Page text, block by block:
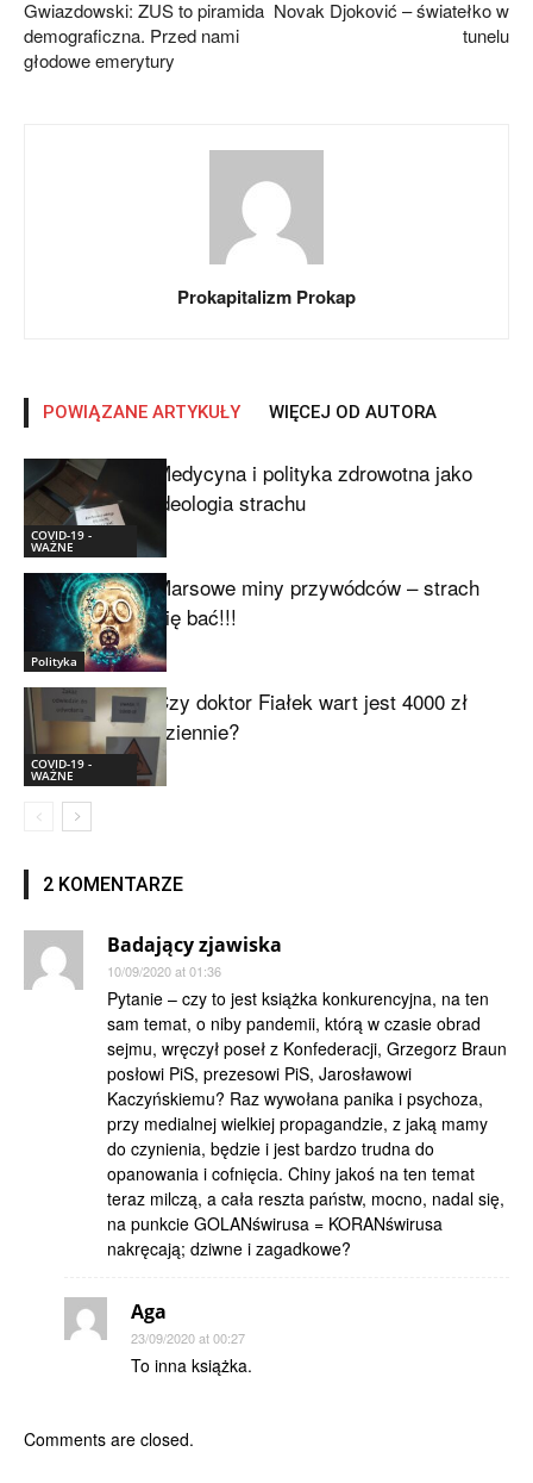
Gwiazdowski: ZUS to piramida
demograficzna. Przed nami
głodowe emerytury
Novak Djoković – światełko w
tunelu
Prokapitalizm Prokap
POWIĄZANE ARTYKUŁY WIĘCEJ OD AUTORA
COVID-19 -
WAŻNE
Medycyna i polityka zdrowotna jako
ideologia strachu
Polityka
Marsowe miny przywódców – strach
się bać!!!
COVID-19 -
WAŻNE
Czy doktor Fiałek wart jest 4000 zł
dziennie?
2 KOMENTARZE
Badający zjawiska
10/09/2020 at 01:36
Pytanie – czy to jest książka konkurencyjna, na ten
sam temat, o niby pandemii, którą w czasie obrad
sejmu, wręczył poseł z Konfederacji, Grzegorz Braun
posłowi PiS, prezesowi PiS, Jarosławowi
Kaczyńskiemu? Raz wywołana panika i psychoza,
przy medialnej wielkiej propagandzie, z jaką mamy
do czynienia, będzie i jest bardzo trudna do
opanowania i cofnięcia. Chiny jakoś na ten temat
teraz milczą, a cała reszta państw, mocno, nadal się,
na punkcie GOLANświrusa = KORANświrusa
nakręcają; dziwne i zagadkowe?
Aga
23/09/2020 at 00:27
To inna książka.
Comments are closed.